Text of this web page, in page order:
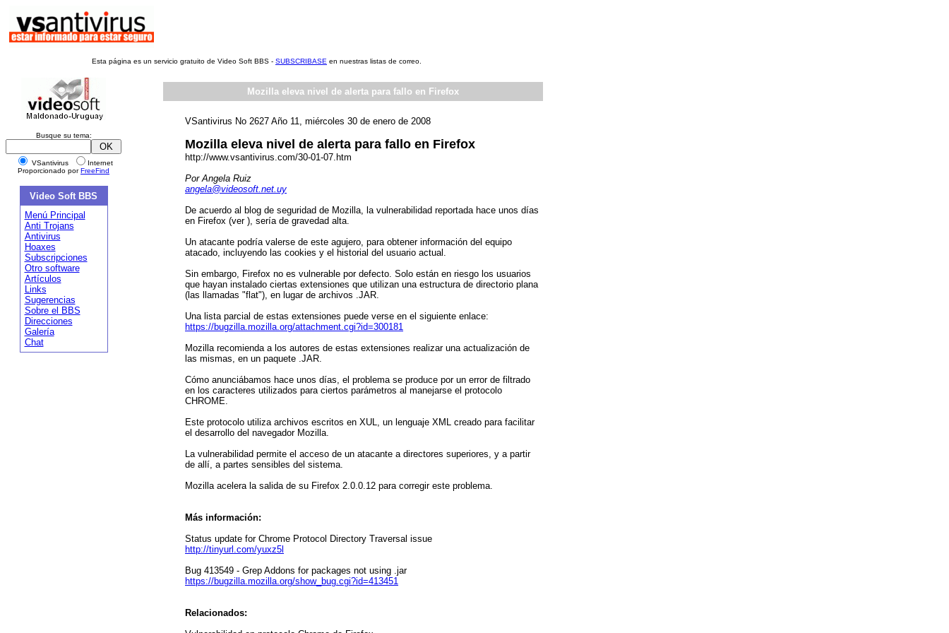
Esta página es un servicio gratuito de Video Soft BBS - SUBSCRIBASE en nuestras listas de correo.
Busque su tema:
VSantivirus
Internet
Proporcionado porFreeFind
Video Soft BBS
Menú Principal
Anti Trojans
Antivirus
Hoaxes
Subscripciones
Otro software
Artículos
Links
Sugerencias
Sobre el BBS
Direcciones
Galería
Chat
Mozilla eleva nivel de alerta para fallo en Firefox
VSantivirus No 2627 Año 11, miércoles 30 de enero de 2008
Mozilla eleva nivel de alerta para fallo en Firefox
http://www.vsantivirus.com/30-01-07.htm
Por Angela Ruiz
angela@videosoft.net.uy
De acuerdo al blog de seguridad de Mozilla, la vulnerabilidad reportada hace unos días
en Firefox (ver ), sería de gravedad alta.
Un atacante podría valerse de este agujero, para obtener información del equipo
atacado, incluyendo las cookies y el historial del usuario actual.
Sin embargo, Firefox no es vulnerable por defecto. Solo están en riesgo los usuarios
que hayan instalado ciertas extensiones que utilizan una estructura de directorio plana
(las llamadas "flat"), en lugar de archivos .JAR.
Una lista parcial de estas extensiones puede verse en el siguiente enlace:
https://bugzilla.mozilla.org/attachment.cgi?id=300181
Mozilla recomienda a los autores de estas extensiones realizar una actualización de
las mismas, en un paquete .JAR.
Cómo anunciábamos hace unos días, el problema se produce por un error de filtrado
en los caracteres utilizados para ciertos parámetros al manejarse el protocolo
CHROME.
Este protocolo utiliza archivos escritos en XUL, un lenguaje XML creado para facilitar
el desarrollo del navegador Mozilla.
La vulnerabilidad permite el acceso de un atacante a directores superiores, y a partir
de allí, a partes sensibles del sistema.
Mozilla acelera la salida de su Firefox 2.0.0.12 para corregir este problema.
Más información:
Status update for Chrome Protocol Directory Traversal issue
http://tinyurl.com/yuxz5l
Bug 413549 - Grep Addons for packages not using .jar
https://bugzilla.mozilla.org/show_bug.cgi?id=413451
Relacionados: